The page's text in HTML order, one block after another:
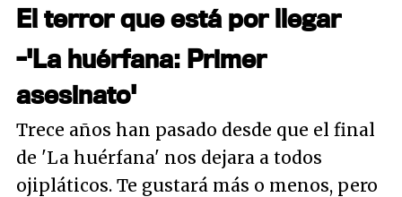
El terror que está por llegar
-'La huérfana: Primer
asesinato'
Trece años han pasado desde que el final
de 'La huérfana' nos dejara a todos
ojipláticos. Te gustará más o menos, pero